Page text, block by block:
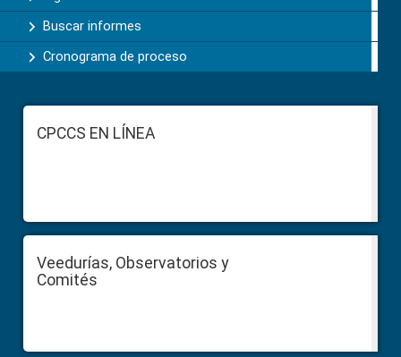
Buscar informes
Cronograma de proceso
FooterCPCCS EN LÍNEA
Veedurías, Observatorios y
Comités